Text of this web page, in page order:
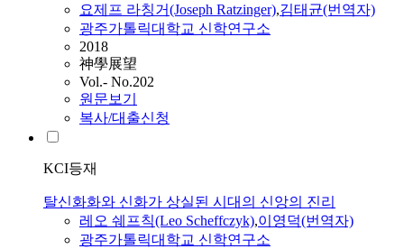
요제프 라칭거(Joseph Ratzinger),김태균(번역자)
광주가톨릭대학교 신학연구소
2018
神學展望
Vol.- No.202
원문보기
복사/대출신청
KCI등재
탈신화화와 신화가 상실된 시대의 신앙의 진리
레오 쉐프칙(Leo Scheffczyk),이영덕(번역자)
광주가톨릭대학교 신학연구소